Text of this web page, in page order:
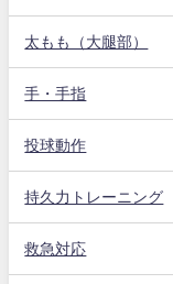
太もも（大腿部）
手・手指
投球動作
持久力トレーニング
救急対応